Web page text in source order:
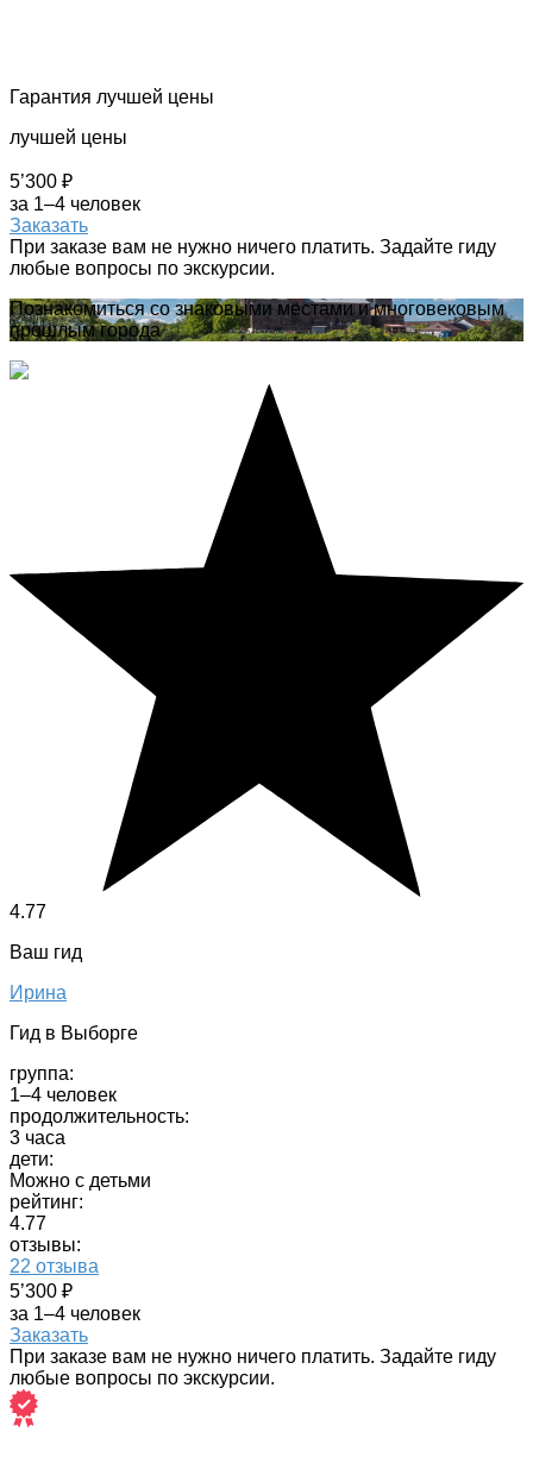
Гарантия лучшей цены
лучшей цены
5’300 ₽
за 1–4 человек
Заказать
При заказе вам не нужно ничего платить. Задайте гиду
любые вопросы по экскурсии.
Познакомиться со знаковыми местами и многовековым
прошлым города
4.77
Ваш гид
Ирина
Гид в Выборге
группа:
1–4 человек
продолжительность:
3 часа
дети:
Можно с детьми
рейтинг:
4.77
отзывы:
22 отзыва
5’300 ₽
за 1–4 человек
Заказать
При заказе вам не нужно ничего платить. Задайте гиду
любые вопросы по экскурсии.